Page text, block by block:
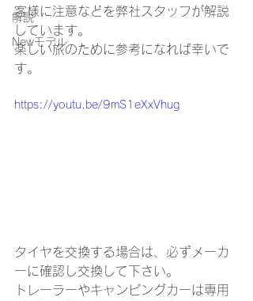
解説
Newモデル
客様に注意などを弊社スタッフが解説
しています。
楽しい旅のために参考になれば幸いで
す。
https://youtu.be/9mS1eXxVhug
タイヤを交換する場合は、必ずメーカ
ーに確認し交換して下さい。
トレーラーやキャンピングカーは専用